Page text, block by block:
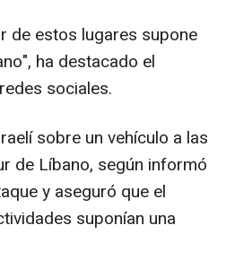
de estos lugares supone
ha destacado el
sociales.
sobre un vehículo a las
de Líbano, según informó
y aseguró que el
suponían una